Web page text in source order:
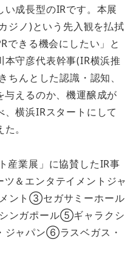
成長型のIRです。本展
ジノ)という先入観を払拭
できる機会にしたい」と
守彦代表幹事(IR横浜推
ちんとした認識・認知、
えるのか、機運醸成が
横浜IRスタートにして
。
産業展」に協賛したIR事
＆エンタテイメントジャ
ント③セガサミーホール
ンガポール⑤ギャラクシ
ジャパン⑥ラスベガス・